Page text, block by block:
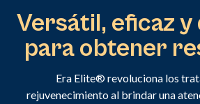
Versátil, eficaz y
para obtener
Era Elite® revoluciona los
rejuvenecimiento al brindar una